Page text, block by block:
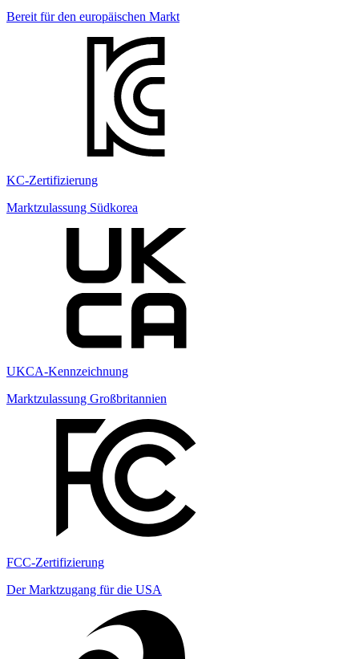
Bereit für den europäischen Markt
KC-Zertifizierung
Marktzulassung Südkorea
UKCA-Kennzeichnung
Marktzulassung Großbritannien
FCC-Zertifizierung
Der Marktzugang für die USA